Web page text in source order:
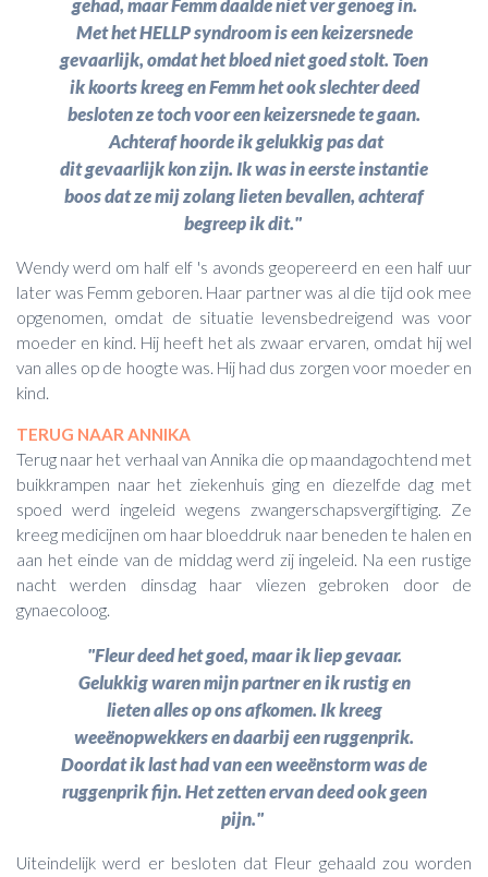
gehad, maar Femm daalde niet ver genoeg in.
Met het HELLP syndroom is een keizersnede
gevaarlijk, omdat het bloed niet goed stolt. Toen
ik koorts kreeg en Femm het ook slechter deed
besloten ze toch voor een keizersnede te gaan.
Achteraf hoorde ik gelukkig pas dat
dit gevaarlijk kon zijn. Ik was in eerste instantie
boos dat ze mij zolang lieten bevallen, achteraf
begreep ik dit."
Wendy werd om half elf 's avonds geopereerd en een half uur
later was Femm geboren. Haar partner was al die tijd ook mee
opgenomen, omdat de situatie levensbedreigend was voor
moeder en kind. Hij heeft het als zwaar ervaren, omdat hij wel
van alles op de hoogte was. Hij had dus zorgen voor moeder en
kind.
TERUG NAAR ANNIKA
Terug naar het verhaal van Annika die op maandagochtend met
buikkrampen naar het ziekenhuis ging en diezelfde dag met
spoed werd ingeleid wegens zwangerschapsvergiftiging. Ze
kreeg medicijnen om haar bloeddruk naar beneden te halen en
aan het einde van de middag werd zij ingeleid. Na een rustige
nacht werden dinsdag haar vliezen gebroken door de
gynaecoloog.
"Fleur deed het goed, maar ik liep gevaar.
Gelukkig waren mijn partner en ik rustig en
lieten alles op ons afkomen. Ik kreeg
weeënopwekkers en daarbij een ruggenprik.
Doordat ik last had van een weeënstorm was de
ruggenprik fijn. Het zetten ervan deed ook geen
pijn."
Uiteindelijk werd er besloten dat Fleur gehaald zou worden